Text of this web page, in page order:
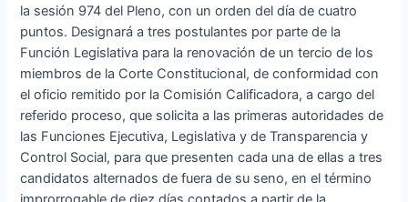
la sesión 974 del Pleno, con un orden del día de cuatro
puntos. Designará a tres postulantes por parte de la
Función Legislativa para la renovación de un tercio de los
miembros de la Corte Constitucional, de conformidad con
el oficio remitido por la Comisión Calificadora, a cargo del
referido proceso, que solicita a las primeras autoridades de
las Funciones Ejecutiva, Legislativa y de Transparencia y
Control Social, para que presenten cada una de ellas a tres
candidatos alternados de fuera de su seno, en el término